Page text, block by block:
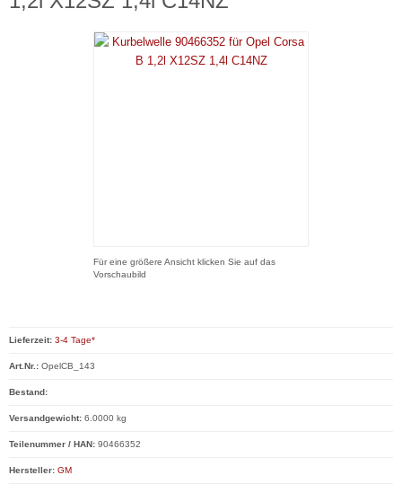
Für eine größere Ansicht klicken Sie auf das
Vorschaubild
Lieferzeit: 3-4 Tage*
Art.Nr.: OpelCB_143
Bestand:
Versandgewicht: 6.0000 kg
Teilenummer / HAN: 90466352
Hersteller: GM